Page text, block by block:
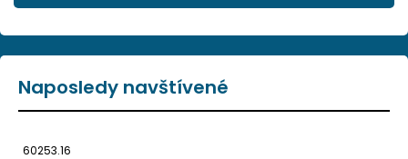
Naposledy navštívené
60253.16